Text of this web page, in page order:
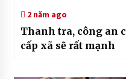
2 năm ago
Thanh tra, công an
cấp xã sẽ rất mạnh